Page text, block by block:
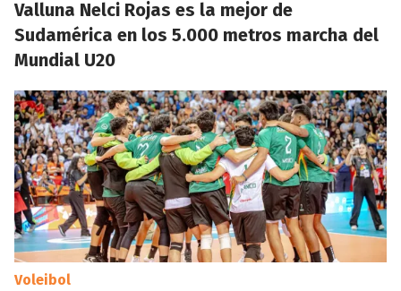
Valluna Nelci Rojas es la mejor de
Sudamérica en los 5.000 metros marcha del
Mundial U20
Voleibol